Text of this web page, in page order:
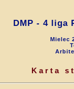
DMP - 4 liga
Mielec
Karta